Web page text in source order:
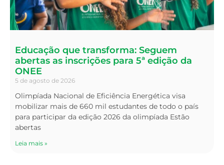
Educação que transforma: Seguem
abertas as inscrições para 5ª edição da
ONEE
5 de agosto de 2026
Olimpíada Nacional de Eficiência Energética visa
mobilizar mais de 660 mil estudantes de todo o país
para participar da edição 2026 da olimpíada Estão
abertas
Leia mais »